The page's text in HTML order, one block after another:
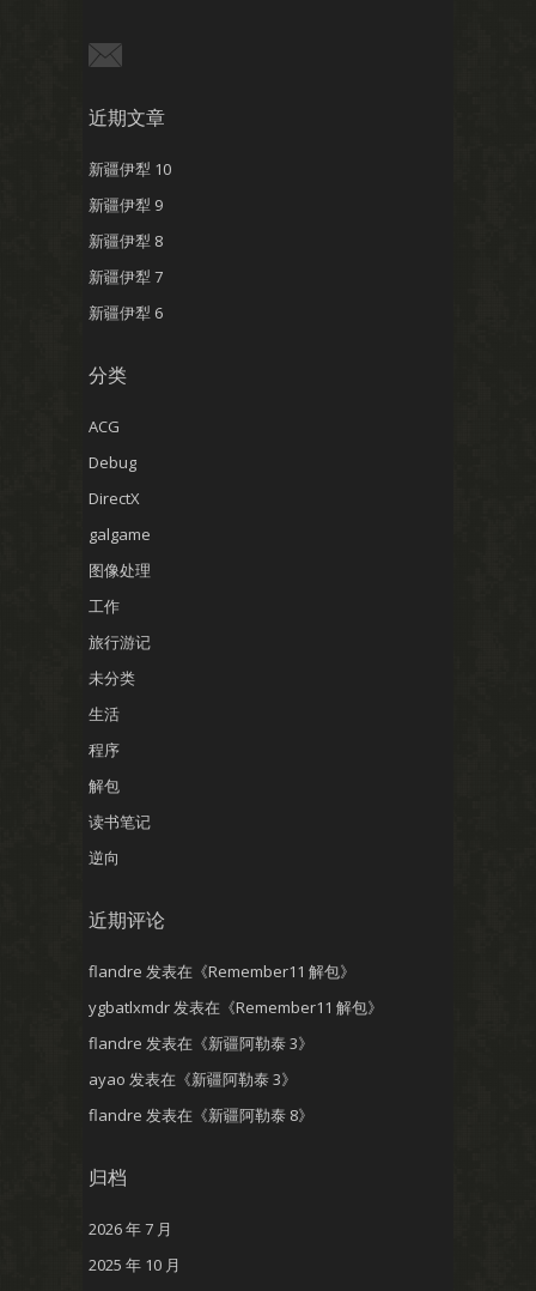
近期文章
新疆伊犁 10
新疆伊犁 9
新疆伊犁 8
新疆伊犁 7
新疆伊犁 6
分类
ACG
Debug
DirectX
galgame
图像处理
工作
旅行游记
未分类
生活
程序
解包
读书笔记
逆向
近期评论
flandre 发表在《Remember11 解包》
ygbatlxmdr 发表在《Remember11 解包》
flandre 发表在《新疆阿勒泰 3》
ayao 发表在《新疆阿勒泰 3》
flandre 发表在《新疆阿勒泰 8》
归档
2026 年 7 月
2025 年 10 月